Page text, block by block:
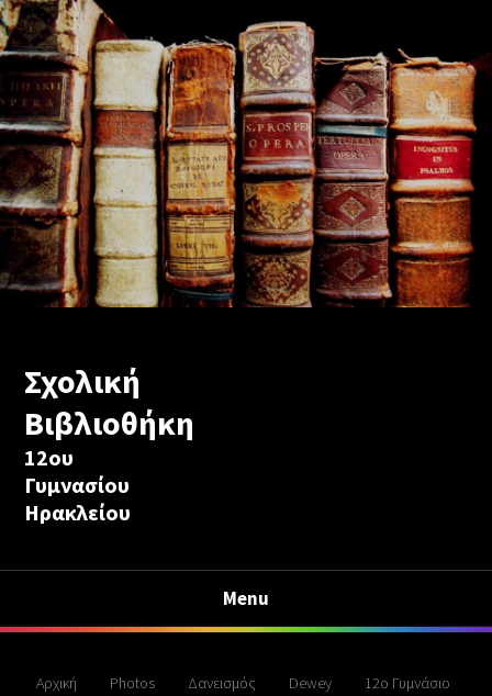
Σχολική
Βιβλιοθήκη
12ου
Γυμνασίου
Ηρακλείου
Menu
Αρχική Photos Δανεισμός Dewey 12ο Γυμνάσιο